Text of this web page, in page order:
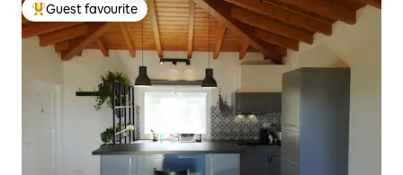
Top guest favourite
Guest favourite